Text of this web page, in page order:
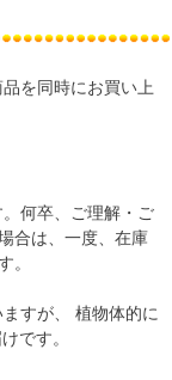
を同時にお買い上
何卒、ご理解・ご
合は、一度、在庫
。
すが、 植物体的に
です。